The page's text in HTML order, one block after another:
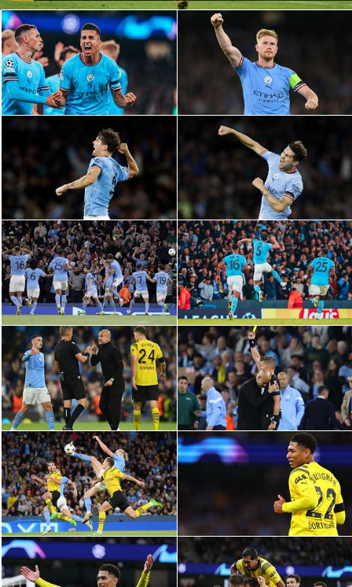
أمريكا 2026
الدوري المصري
الدوري الإنجليزي الممتاز
الدوري الإسباني
الدوري الإيطالي
الدوري الألماني
الدوري الفرنسي
الدوري السعودي للمحترفين
دوري أبطال أوروبا
دوري أبطال إفريقيا
كل البطولات
أقسام
الكرة المصرية
الدوري المصري
الكرة الأوروبية
الكرة الإفريقية
منتخب مصر